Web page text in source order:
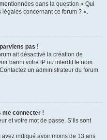
dans la question « Qui
concernant ce forum ? ».
pas !
ait désactivé la création de
banni votre IP ou interdit le nom
un administrateur du forum
me connecter !
et votre mot de passe. S’ils sont
avez indiqué avoir moins de 13 ans